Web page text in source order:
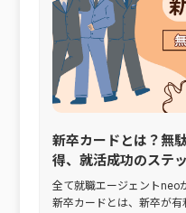
新卒カードとは？無
得、就活成功のステ
全て就職エージェントneo
新卒カードとは、新卒が